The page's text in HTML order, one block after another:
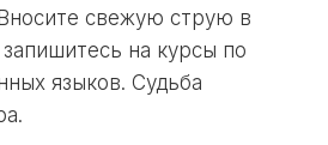
свежую струю в
на курсы по
языков. Судьба